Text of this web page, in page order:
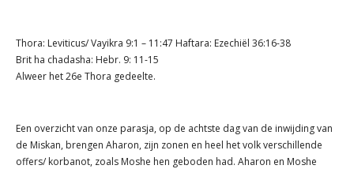
Thora: Leviticus/ Vayikra 9:1 – 11:47 Haftara: Ezechiël 36:16-38
Brit ha chadasha: Hebr. 9: 11-15
Alweer het 26e Thora gedeelte.
Een overzicht van onze parasja, op de achtste dag van de inwijding van
de Miskan, brengen Aharon, zijn zonen en heel het volk verschillende
offers/ korbanot, zoals Moshe hen geboden had. Aharon en Moshe